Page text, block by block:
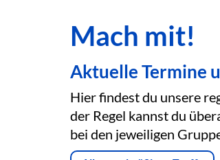
Mach mit!
Aktuelle Termine
Hier findest du unsere
der Regel kannst du
bei den jeweiligen